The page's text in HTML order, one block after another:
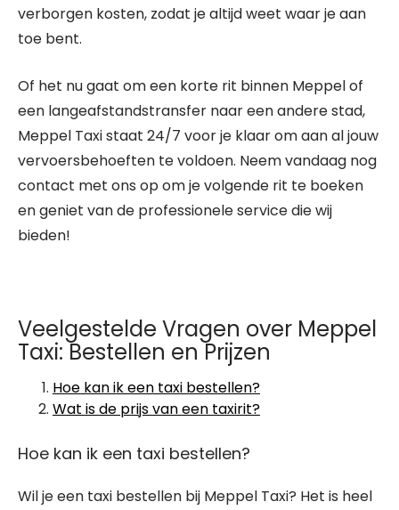
verborgen kosten, zodat je altijd weet waar je aan
toe bent.
Of het nu gaat om een korte rit binnen Meppel of
een langeafstandstransfer naar een andere stad,
Meppel Taxi staat 24/7 voor je klaar om aan al jouw
vervoersbehoeften te voldoen. Neem vandaag nog
contact met ons op om je volgende rit te boeken
en geniet van de professionele service die wij
bieden!
Veelgestelde Vragen over Meppel
Taxi: Bestellen en Prijzen
Hoe kan ik een taxi bestellen?
Wat is de prijs van een taxirit?
Hoe kan ik een taxi bestellen?
Wil je een taxi bestellen bij Meppel Taxi? Het is heel